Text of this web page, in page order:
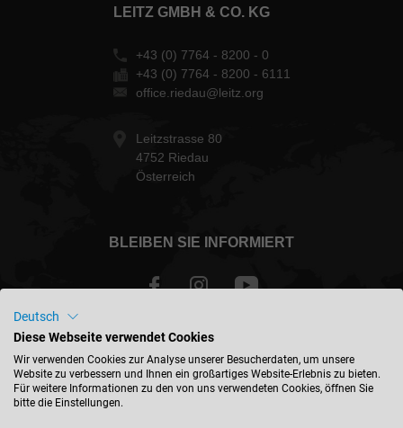
LEITZ GMBH & CO. KG
+43 (0) 7764 - 8200 - 0
+43 (0) 7764 - 8200 - 6111
office.riedau@leitz.org
Leitzstrasse 80
4752 Riedau
Österreich
BLEIBEN SIE INFORMIERT
Österreich - deutsch
STANDORT FINDEN
Deutsch
Diese Webseite verwendet Cookies
Wir verwenden Cookies zur Analyse unserer Besucherdaten, um unsere
Website zu verbessern und Ihnen ein großartiges Website-Erlebnis zu bieten.
Für weitere Informationen zu den von uns verwendeten Cookies, öffnen Sie
bitte die Einstellungen.